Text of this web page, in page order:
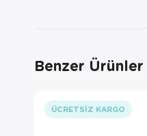
Benzer Ürünler
ÜCRETSIZ KARGO